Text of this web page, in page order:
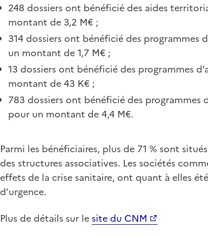
248 dossiers ont bénéficié des aides
montant de 3,2 M€ ;
314 dossiers ont bénéficié des programmes
un montant de 1,7 M€ ;
13 dossiers ont bénéficié des programmes
montant de 43 K€ ;
783 dossiers ont bénéficié des programmes
pour un montant de 4,4 M€.
Parmi les bénéficiaires, plus de 71 % sont
des structures associatives. Les sociétés
effets de la crise sanitaire, ont quant à elles
d’urgence.
Plus de détails sur lesite du CNM